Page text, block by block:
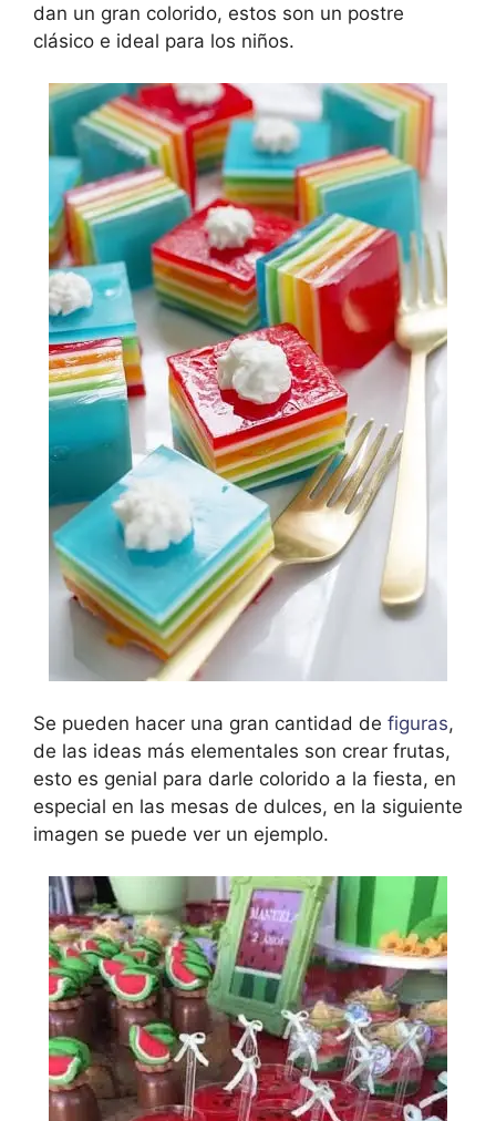
dan un gran colorido, estos son un postre
clásico e ideal para los niños.
Se pueden hacer una gran cantidad de figuras,
de las ideas más elementales son crear frutas,
esto es genial para darle colorido a la fiesta, en
especial en las mesas de dulces, en la siguiente
imagen se puede ver un ejemplo.